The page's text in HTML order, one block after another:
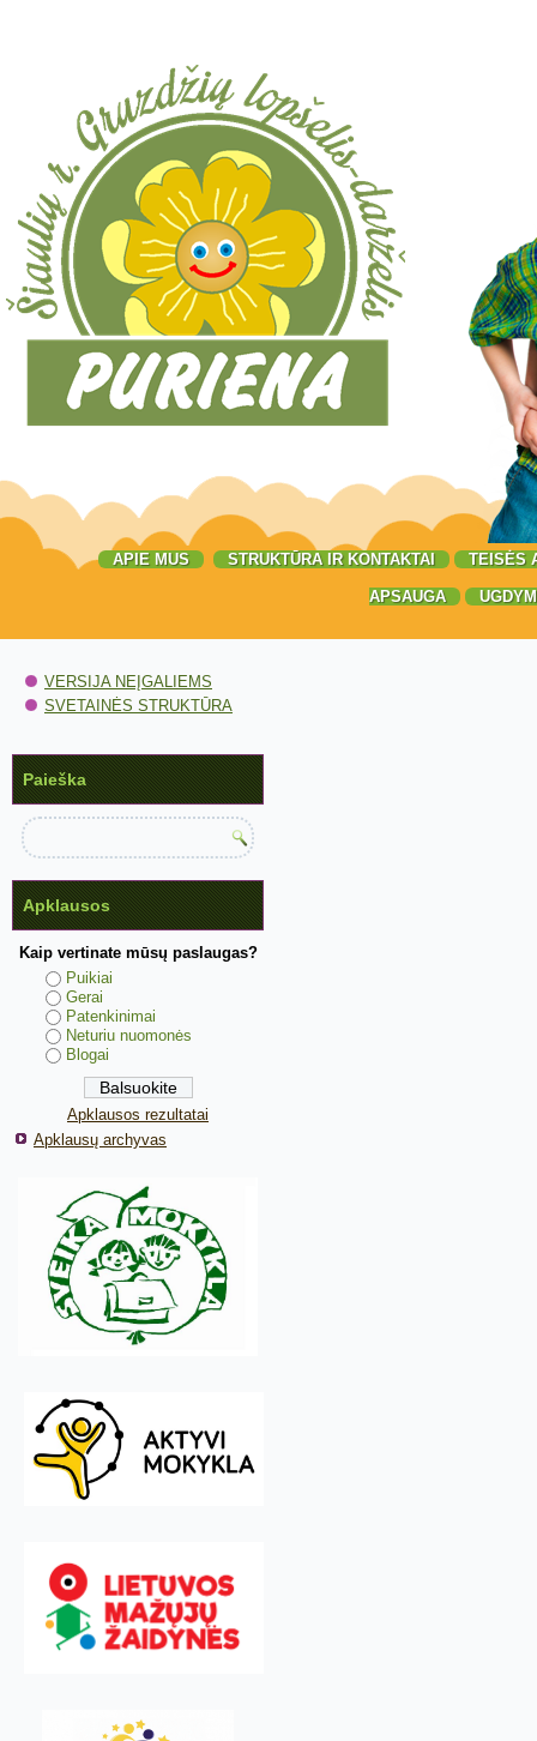
APIE MUS STRUKTŪRA IR KONTAKTAI TEISĖS
APSAUGA
VERSIJA NEĮGALIEMS
SVETAINĖS STRUKTŪRA
Paieška
Apklausos
Kaip vertinate mūsų paslaugas?
Puikiai
Gerai
Patenkinimai
Neturiu nuomonės
Blogai
Apklausos rezultatai
Apklausų archyvas